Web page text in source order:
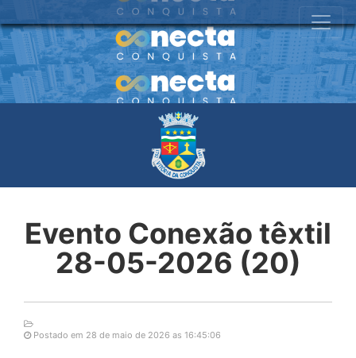
Evento Conexão têxtil
28-05-2026 (20)
Postado em 28 de maio de 2026 as 16:45:06